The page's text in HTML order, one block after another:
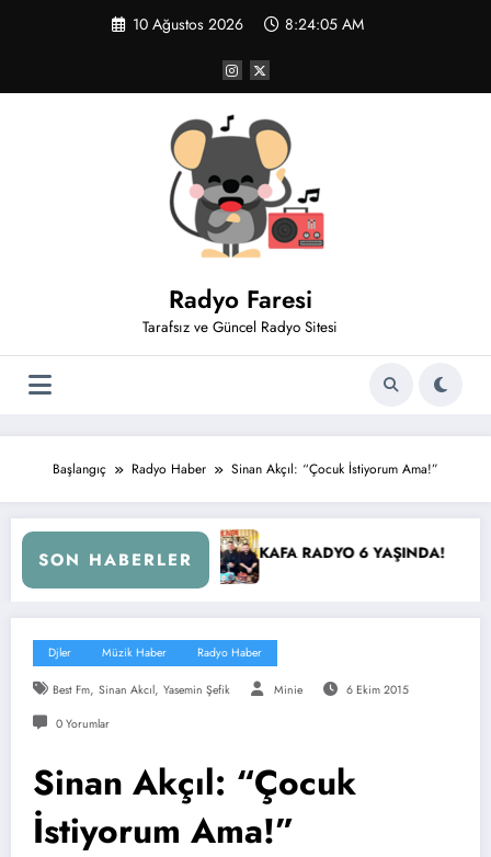
10 Ağustos 2026 8:24:05 AM
Radyo Faresi
Tarafsız ve Güncel Radyo Sitesi
Başlangıç Radyo Haber Sinan Akçıl: “Çocuk İstiyorum Ama!”
SON HABERLER
KAFA RADYO 6 YAŞINDA! İBB Başkanı Ekrem
Djler Müzik Haber Radyo Haber
Best Fm, Sinan Akcıl, Yasemin Şefik Minie 6 Ekim 2015
0 Yorumlar
Sinan Akçıl: “Çocuk
İstiyorum Ama!”